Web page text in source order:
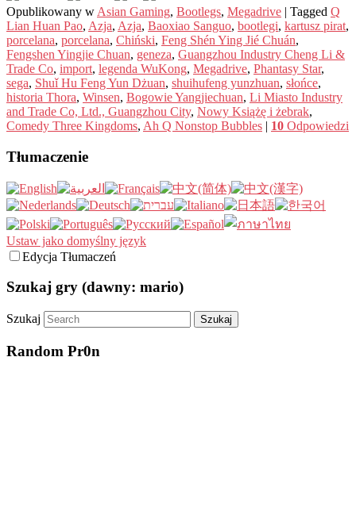
Opublikowany w Asian Gaming, Bootlegs, Megadrive | Tagged Q
Lian Huan Pao, Azja, Azja, Baoxiao Sanguo, bootlegi, kartusz pirat,
porcelana, porcelana, Chiński, Feng Shén Ying Jié Chuán,
Fengshen Yingjie Chuan, geneza, Guangzhou Industry Cheng Li &
Trade Co, import, legenda WuKong, Megadrive, Phantasy Star,
sega, Shuǐ Hu Feng Yun Dżuan, shuihufeng yunzhuan, słońce,
historia Thora, Winsen, Bogowie Yangjiechuan, Li Miasto Industry
and Trade Co, Ltd., Guangzhou City, Nowy Książę i żebrak,
Comedy Three Kingdoms, Ah Q Nonstop Bubbles | 10 Odpowiedzi
Tłumaczenie
Ustaw jako domyślny język
Edycja Tłumaczeń
Szukaj gry (dawny: mario)
Szukaj
Random Pr0n